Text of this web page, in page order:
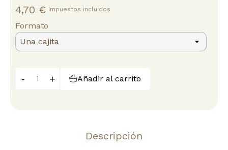
4,70 € Impuestos incluidos
Formato
- + Añadir al carrito
Descripción